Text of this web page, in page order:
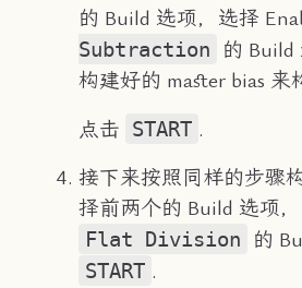
的 Build 选项，选择
Subtraction
的 Build
构建好的 master bias 来
点击 START .
接下来按照同样的步骤
择前两个的 Build 选项
Flat Division
的
START .